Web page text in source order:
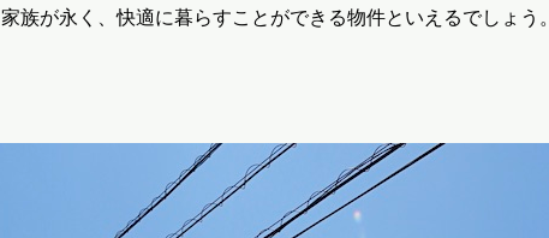
家族が永く、快適に暮らすことができる物件といえるでしょう。